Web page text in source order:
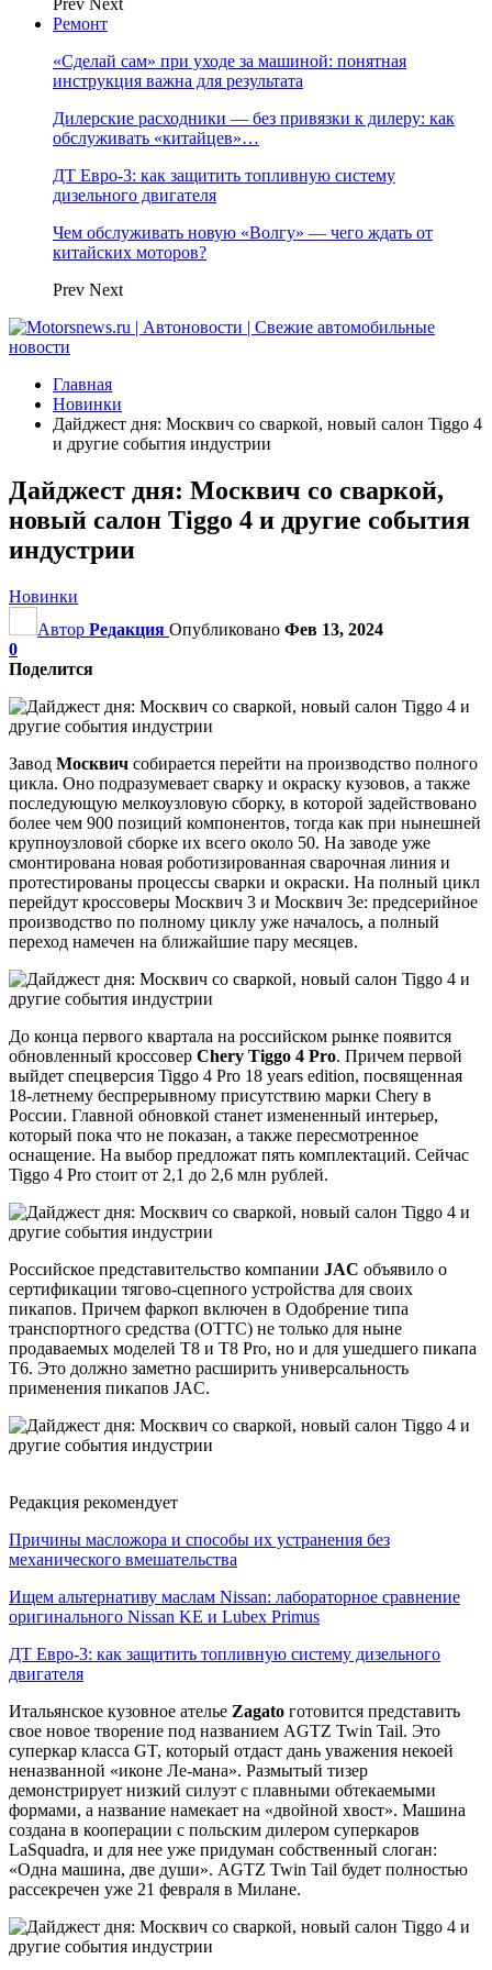
Prev Next
Ремонт
«Сделай сам» при уходе за машиной: понятная
инструкция важна для результата
Дилерские расходники — без привязки к дилеру: как
обслуживать «китайцев»…
ДТ Евро-3: как защитить топливную систему
дизельного двигателя
Чем обслуживать новую «Волгу» — чего ждать от
китайских моторов?
Prev Next
Главная
Новинки
Дайджест дня: Москвич со сваркой, новый салон Tiggo 4
и другие события индустрии
Дайджест дня: Москвич со сваркой,
новый салон Tiggo 4 и другие события
индустрии
Новинки
Автор Редакция Опубликовано Фев 13, 2024
0
Поделится
Завод Москвич собирается перейти на производство полного
цикла. Оно подразумевает сварку и окраску кузовов, а также
последующую мелкоузловую сборку, в которой задействовано
более чем 900 позиций компонентов, тогда как при нынешней
крупноузловой сборке их всего около 50. На заводе уже
смонтирована новая роботизированная сварочная линия и
протестированы процессы сварки и окраски. На полный цикл
перейдут кроссоверы Москвич 3 и Москвич 3е: предсерийное
производство по полному циклу уже началось, а полный
переход намечен на ближайшие пару месяцев.
До конца первого квартала на российском рынке появится
обновленный кроссовер Chery Tiggo 4 Pro. Причем первой
выйдет спецверсия Tiggo 4 Pro 18 years edition, посвященная
18-летнему беспрерывному присутствию марки Chery в
России. Главной обновкой станет измененный интерьер,
который пока что не показан, а также пересмотренное
оснащение. На выбор предложат пять комплектаций. Сейчас
Tiggo 4 Pro стоит от 2,1 до 2,6 млн рублей.
Российское представительство компании JAC объявило о
сертификации тягово-сцепного устройства для своих
пикапов. Причем фаркоп включен в Одобрение типа
транспортного средства (ОТТС) не только для ныне
продаваемых моделей T8 и T8 Pro, но и для ушедшего пикапа
T6. Это должно заметно расширить универсальность
применения пикапов JAC.
Редакция рекомендует
Причины масложора и способы их устранения без
механического вмешательства
Ищем альтернативу маслам Nissan: лабораторное сравнение
оригинального Nissan KE и Lubex Primus
ДТ Евро-3: как защитить топливную систему дизельного
двигателя
Итальянское кузовное ателье Zagato готовится представить
свое новое творение под названием AGTZ Twin Tail. Это
суперкар класса GT, который отдаст дань уважения некоей
неназванной «иконе Ле-мана». Размытый тизер
демонстрирует низкий силуэт с плавными обтекаемыми
формами, а название намекает на «двойной хвост». Машина
создана в кооперации с польским дилером суперкаров
LaSquadra, и для нее уже придуман собственный слоган:
«Одна машина, две души». AGTZ Twin Tail будет полностью
рассекречен уже 21 февраля в Милане.